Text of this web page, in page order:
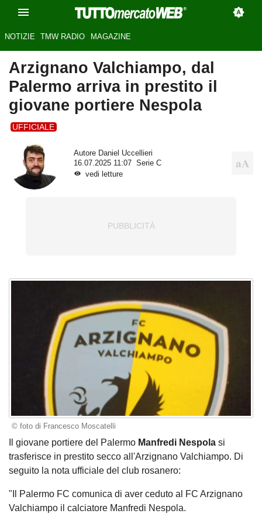
NOTIZIE TMW RADIO MAGAZINE
Arzignano Valchiampo, dal
Palermo arriva in prestito il
giovane portiere Nespola
UFFICIALE
Autore Daniel Uccellieri
16.07.2025 11:07
Serie C
vedi letture
© foto di Francesco Moscatelli
Il giovane portiere del Palermo Manfredi Nespola si
trasferisce in prestito secco all'Arzignano Valchiampo. Di
seguito la nota ufficiale del club rosanero:
"Il Palermo FC comunica di aver ceduto al FC Arzignano
Valchiampo il calciatore Manfredi Nespola.